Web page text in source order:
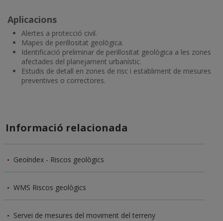
Aplicacions
Alertes a protecció civil.
Mapes de perillositat geològica.
Identificació preliminar de perillositat geològica a les zones
afectades del planejament urbanístic.
Estudis de detall en zones de risc i establiment de mesures
preventives o correctores.
Informació relacionada
Geoíndex - Riscos geològics
WMS Riscos geològics
Servei de mesures del moviment del terreny